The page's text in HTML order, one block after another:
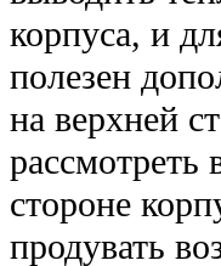
корпуса, и
полезен
на верхней
стороне
продувать